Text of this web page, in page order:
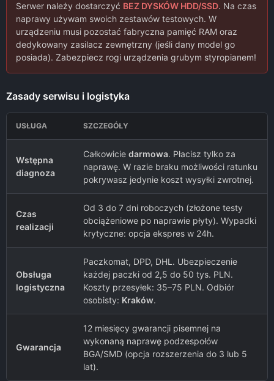
Serwer należy dostarczyć BEZ DYSKÓW HDD/SSD. Na czas
naprawy używam swoich zestawów testowych. W
urządzeniu musi pozostać fabryczna pamięć RAM oraz
dedykowany zasilacz zewnętrzny (jeśli dany model go
posiada). Zabezpiecz rogi urządzenia grubym styropianem!
Zasady serwisu i logistyka
USŁUGA SZCZEGÓŁY
Wstępna
diagnoza
Całkowicie darmowa. Płacisz tylko za
naprawę. W razie braku możliwości ratunku
pokrywasz jedynie koszt wysyłki zwrotnej.
Czas
realizacji
Od 3 do 7 dni roboczych (złożone testy
obciążeniowe po naprawie płyty). Wypadki
krytyczne: opcja ekspres w 24h.
Obsługa
logistyczna
Paczkomat, DPD, DHL. Ubezpieczenie
każdej paczki od 2,5 do 50 tys. PLN.
Koszty przesyłek: 35–75 PLN. Odbiór
osobisty: Kraków.
Gwarancja
12 miesięcy gwarancji pisemnej na
wykonaną naprawę podzespołów
BGA/SMD (opcja rozszerzenia do 3 lub 5
lat).